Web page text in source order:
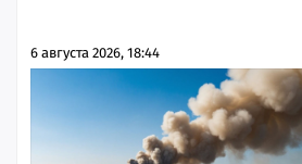
6 августа 2026, 18:44